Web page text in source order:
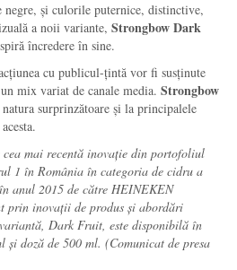
negre, și culorile puternice, distinctive,
a noii variante, Strongbow Dark
încredere în sine.
cu publicul-țintă vor fi susținute
mix variat de canale media. Strongbow
surprinzătoare și la principalele
cea mai recentă inovație din portofoliul
1 în România în categoria de cidru a
anul 2015 de către HEINEKEN
prin inovații de produs și abordări
Dark Fruit, este disponibilă în
și doză de 500 ml. (Comunicat de presa